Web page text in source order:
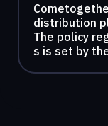
distribution
The policy
s is set by